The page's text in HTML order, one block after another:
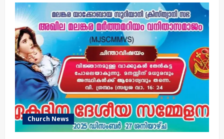
അഖില
മലങ്കര
സുവിശേഷ
മഹായോഗത്തിന്
തുടക്കമായി;
മതനിരപേക്ഷത
സംരക്ഷിക്കാൻ
ഭരണാധികാരികൾ
ശ്രദ്ധിക്കണമെന്ന്
ശ്രേഷ്ഠ
ബാവ
Church News